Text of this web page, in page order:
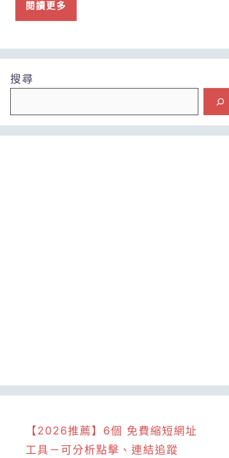
閱讀更多
搜尋
【2026推薦】6個 免費縮短網址
工具－可分析點擊、連結追蹤